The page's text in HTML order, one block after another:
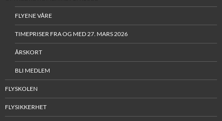
FLYENE VÅRE
TIMEPRISER FRA OG MED 27. MARS 2026
ÅRSKORT
BLI MEDLEM
FLYSKOLEN
FLYSIKKERHET